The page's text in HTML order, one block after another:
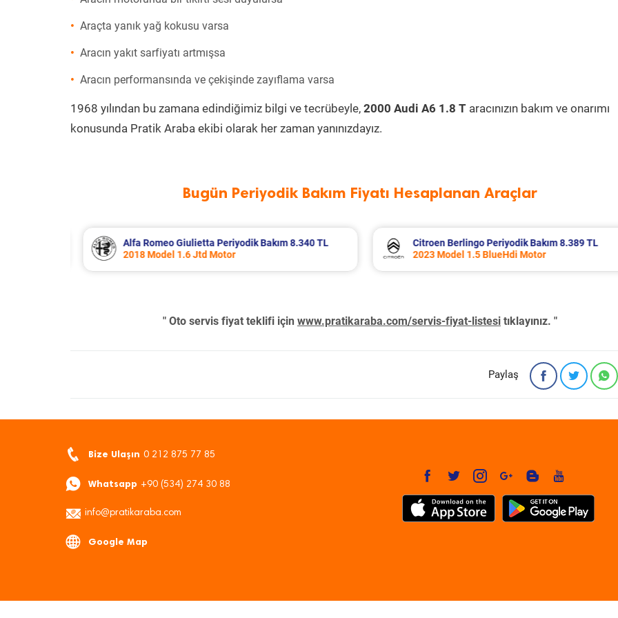
Araçta yanık yağ kokusu varsa
Aracın yakıt sarfiyatı artmışsa
Aracın performansında ve çekişinde zayıflama varsa
1968 yılından bu zamana edindiğimiz bilgi ve tecrübeyle, 2000 Audi A6 1.8 T aracınızın bakım ve onarımı
konusunda Pratik Araba ekibi olarak her zaman yanınızdayız.
Bugün Periyodik Bakım Fiyatı Hesaplanan Araçlar
Citroen Berlingo Periyodik Bakım 8.389 TL
2023 Model 1.5 BlueHdi Motor
Fiat Egea Cross Periyodik Bakım 8.683 TL
2023 Model 1.6 Multijet Motor
" Oto servis fiyat teklifi için www.pratikaraba.com/servis-fiyat-listesi tıklayınız. "
Paylaş
Bize Ulaşın 0 212 875 77 85
Whatsapp +90 (534) 274 30 88
info@pratikaraba.com
Google Map